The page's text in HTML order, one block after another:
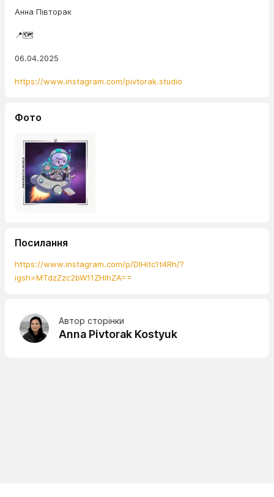
Анна Півторак
📍🗺️
06.04.2025
https://www.instagram.com/pivtorak.studio
Фото
Посилання
https://www.instagram.com/p/DIHitc1t4Rh/?
igsh=MTdzZzc2bW11ZHlhZA==
Автор сторінки
Anna Pivtorak Kostyuk